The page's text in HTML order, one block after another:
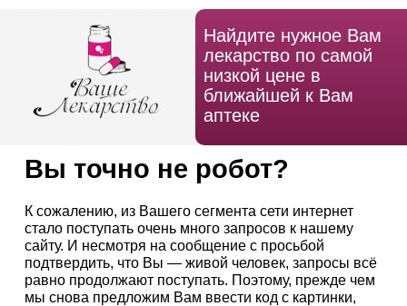
Найдите нужное Вам
лекарство по самой
низкой цене в
ближайшей к Вам
аптеке
Вы точно не робот?
К сожалению, из Вашего сегмента сети интернет
стало поступать очень много запросов к нашему
сайту. И несмотря на сообщение с просьбой
подтвердить, что Вы — живой человек, запросы всё
равно продолжают поступать. Поэтому, прежде чем
мы снова предложим Вам ввести код с картинки,